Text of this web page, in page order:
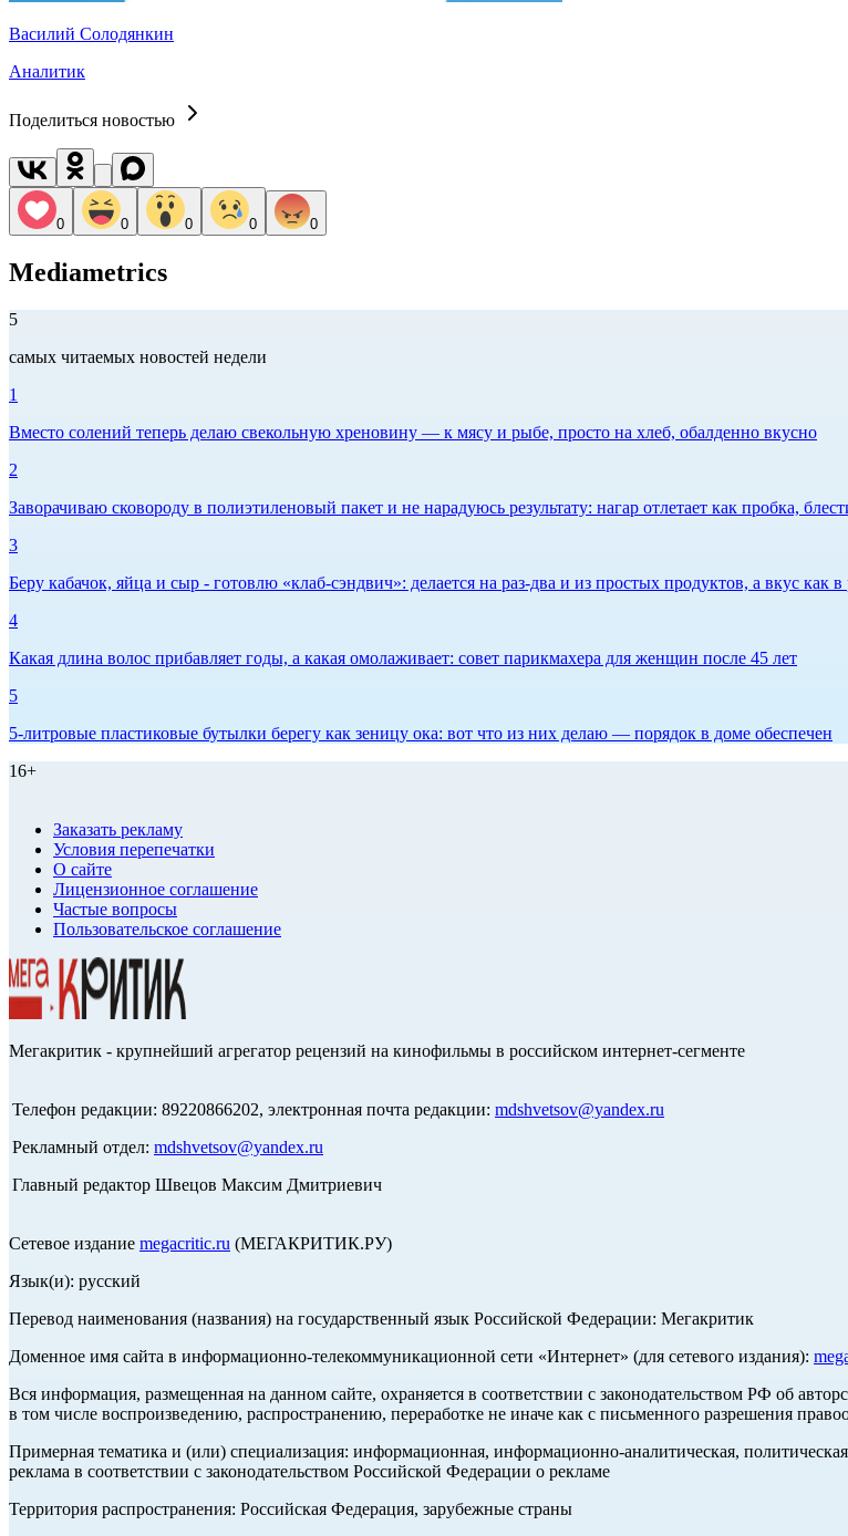
Василий Солодянкин
Аналитик
Поделиться новостью
0 0 0 0 0
Mediametrics
5
самых читаемых новостей недели
1
Вместо солений теперь делаю свекольную хреновину — к мясу и рыбе, просто на хлеб, обалденно вкусно
2
Заворачиваю сковороду в полиэтиленовый пакет и не нарадуюсь результату: нагар отлетает как пробка,
3
Беру кабачок, яйца и сыр - готовлю «клаб-сэндвич»: делается на раз-два и из простых продуктов, а вкус как в
4
Какая длина волос прибавляет годы, а какая омолаживает: совет парикмахера для женщин после 45 лет
5
5-литровые пластиковые бутылки берегу как зеницу ока: вот что из них делаю — порядок в доме обеспечен
16+
Заказать рекламу
Условия перепечатки
О сайте
Лицензионное соглашение
Частые вопросы
Пользовательское соглашение
Мегакритик - крупнейший агрегатор рецензий на кинофильмы в российском интернет-сегменте
Телефон редакции: 89220866202, электронная почта редакции: mdshvetsov@yandex.ru
Рекламный отдел: mdshvetsov@yandex.ru
Главный редактор Швецов Максим Дмитриевич
Сетевое издание megacritic.ru (МЕГАКРИТИК.РУ)
Язык(и): русский
Перевод наименования (названия) на государственный язык Российской Федерации: Мегакритик
Доменное имя сайта в информационно-телекоммуникационной сети «Интернет» (для сетевого издания):
Вся информация, размещенная на данном сайте, охраняется в соответствии с законодательством РФ об
в том числе воспроизведению, распространению, переработке не иначе как с письменного разрешения
Примерная тематика и (или) специализация: информационная, информационно-аналитическая, политическая,
реклама в соответствии с законодательством Российской Федерации о рекламе
Территория распространения: Российская Федерация, зарубежные страны